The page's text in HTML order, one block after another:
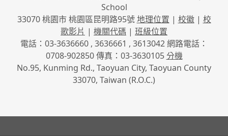
School
33070 桃園市 桃園區昆明路95號地理位置 | 校徽| 校
歌影片 | 機關代碼 | 班級位置
電話：03-3636660 , 3636661 , 3613042 網路電話：
0708-902850 傳真：03-3630105分機
No.95, Kunming Rd., Taoyuan City, Taoyuan County
33070, Taiwan (R.O.C.)